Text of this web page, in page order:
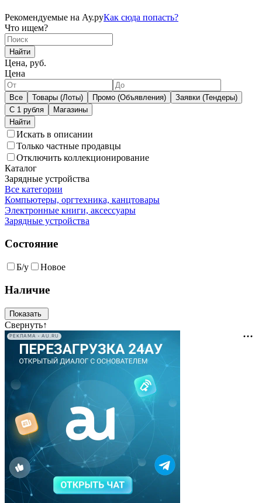
Рекомендуемые на Ау.руКак сюда попасть?
Что ищем?
Найти
Цена, руб.
Цена
Все Товары (Лоты) Промо (Объявления)
Заявки (Тендеры)
С 1 рубля
Магазины
Искать в описании
Только частные продавцы
Отключить коллекционирование
Каталог
Зарядные устройства
Все категории
Компьютеры, оргтехника, канцтовары
Электронные книги, аксессуары
Зарядные устройства
Состояние
Б/у Новое
Наличие
Свернуть↑
РЕКЛАМА • AU.RU